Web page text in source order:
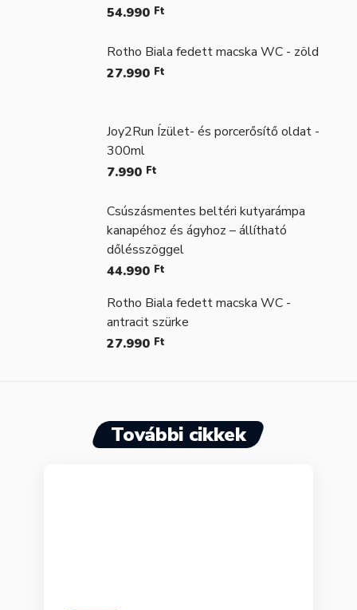
54.990 Ft
Rotho Biala fedett macska WC - zöld
27.990 Ft
Joy2Run Ízület- és porcerősítő oldat -
300ml
7.990 Ft
Csúszásmentes beltéri kutyarámpa
kanapéhoz és ágyhoz – állítható
dőlésszöggel
44.990 Ft
Rotho Biala fedett macska WC -
antracit szürke
27.990 Ft
További cikkek